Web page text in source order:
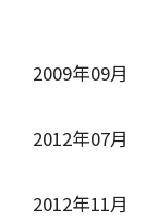
2009年09月
2012年07月
2012年11月